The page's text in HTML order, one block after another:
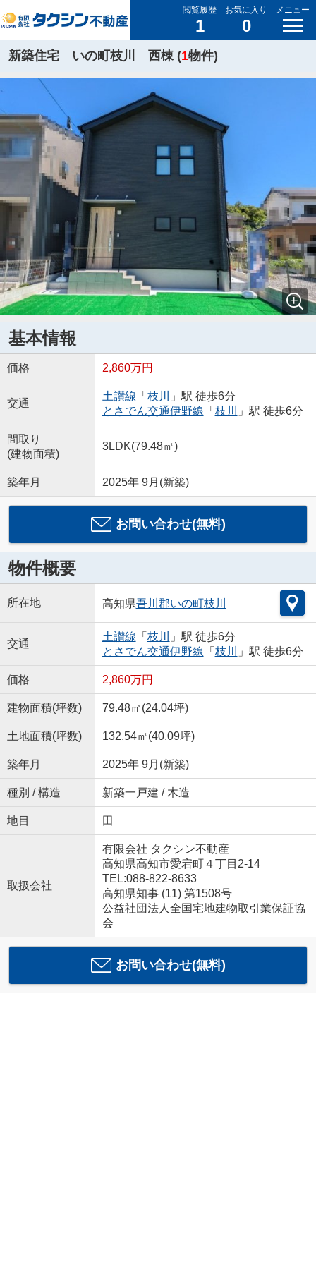
閲覧履歴
1
お気に入り
0
メニュー
新築住宅 いの町枝川 西棟 (1物件)
基本情報
価格 2,860万円
交通
土讃線 「 枝川
」駅 徒歩6分
とさでん交通伊野線 「 枝川 」駅 徒歩6分
間取り
(建物面積)
3LDK(79.48㎡)
築年月 2025年 9月(新築)
お問い合わせ(無料)
物件概要
所在地 高知県吾川郡いの町枝川
交通
土讃線 「 枝川
」駅 徒歩6分
とさでん交通伊野線 「 枝川 」駅 徒歩6分
価格 2,860万円
建物面積(坪数) 79.48㎡(24.04坪)
土地面積(坪数) 132.54㎡(40.09坪)
築年月 2025年 9月(新築)
種別 / 構造 新築一戸建 / 木造
地目 田
取扱会社
有限会社 タクシン不動産
高知県高知市愛宕町４丁目2-14
TEL:088-822-8633
高知県知事 (11) 第1508号
公益社団法人全国宅地建物取引業保証協
会
お問い合わせ(無料)